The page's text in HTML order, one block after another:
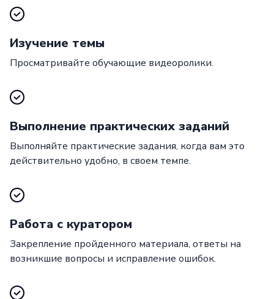
Изучение темы
Просматривайте обучающие видеоролики.
Выполнение практических заданий
Выполняйте практические задания, когда вам это
действительно удобно, в своем темпе.
Работа с куратором
Закрепление пройденного материала, ответы на
возникшие вопросы и исправление ошибок.